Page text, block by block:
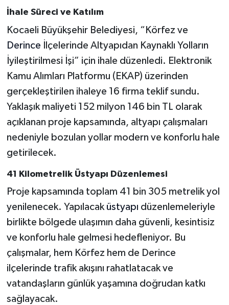
İhale Süreci ve Katılım
Kocaeli Büyükşehir Belediyesi, “Körfez ve
Derince
İlçelerinde Altyapıdan Kaynaklı Yolların
İyileştirilmesi İşi” için ihale düzenledi. Elektronik
Kamu Alımları Platformu (EKAP) üzerinden
gerçekleştirilen ihaleye 16 firma teklif sundu.
Yaklaşık maliyeti 152 milyon 146 bin TL olarak
açıklanan proje kapsamında, altyapı çalışmaları
nedeniyle bozulan yollar modern ve konforlu hale
getirilecek.
41 Kilometrelik Üstyapı Düzenlemesi
Proje kapsamında toplam 41 bin 305 metrelik yol
yenilenecek. Yapılacak üstyapı düzenlemeleriyle
birlikte bölgede ulaşımın daha güvenli, kesintisiz
ve konforlu hale gelmesi hedefleniyor. Bu
çalışmalar, hem Körfez hem de Derince
ilçelerinde trafik akışını rahatlatacak ve
vatandaşların günlük yaşamına doğrudan katkı
sağlayacak.